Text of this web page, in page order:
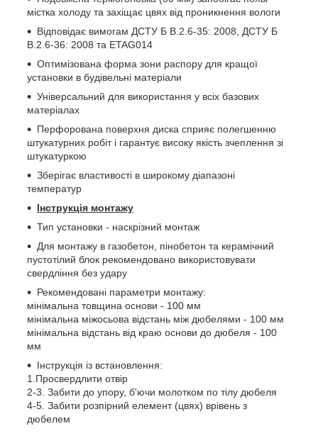
містка холоду та захіщає цвях від проникнення вологи
Відповідає вимогам ДСТУ Б В.2.6-35: 2008, ДСТУ Б
В.2.6-36: 2008 та ETAG014
Оптимізована форма зони распору для кращої
установки в будівельні матеріали
Універсальний для використання у всіх базових
матеріалах
Перфорована поверхня диска сприяє полегшенню
штукатурних робіт і гарантує високу якість зчеплення зі
штукатуркою
Зберігає властивості в широкому діапазоні
температур
Інструкція монтажу
Тип установки - наскрізний монтаж
Для монтажу в газобетон, пінобетон та керамічний
пустотілий блок рекомендовано використовувати
свердління без удару
Рекомендовані параметри монтажу:
мінімальна товщина основи - 100 мм
мінімальна міжосьова відстань між дюбелями - 100 мм
мінімальна відстань від краю основи до дюбеля - 100
мм
Інструкція із встановлення:
1.Просвердлити отвір
2-3. Забити до упору, б'ючи молотком по тілу дюбеля
4-5. Забити розпірний елемент (цвях) врівень з
дюбелем